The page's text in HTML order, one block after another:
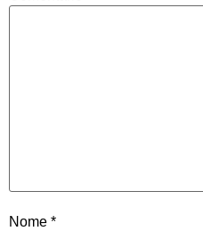
Nome *